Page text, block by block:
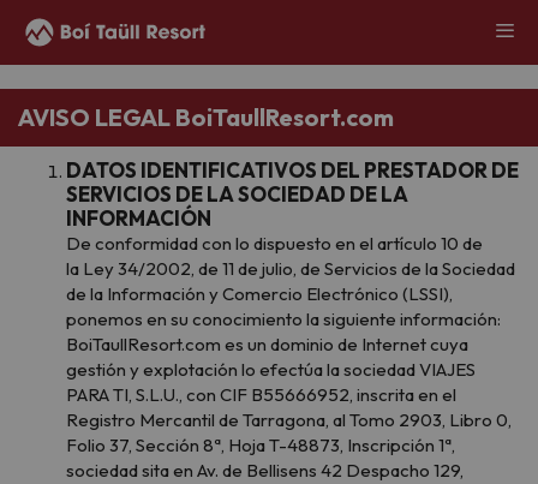
AVISO LEGAL BoiTaullResort.com
DATOS IDENTIFICATIVOS DEL PRESTADOR DE
SERVICIOS DE LA SOCIEDAD DE LA
INFORMACIÓN
De conformidad con lo dispuesto en el artículo 10 de
la Ley 34/2002, de 11 de julio, de Servicios de la Sociedad
de la Información y Comercio Electrónico (LSSI),
ponemos en su conocimiento la siguiente información:
BoiTaullResort.com es un dominio de Internet cuya
gestión y explotación lo efectúa la sociedad VIAJES
PARA TI, S.L.U., con CIF B55666952, inscrita en el
Registro Mercantil de Tarragona, al Tomo 2903, Libro 0,
Folio 37, Sección 8ª, Hoja T-48873, Inscripción 1ª,
sociedad sita en Av. de Bellisens 42 Despacho 129,